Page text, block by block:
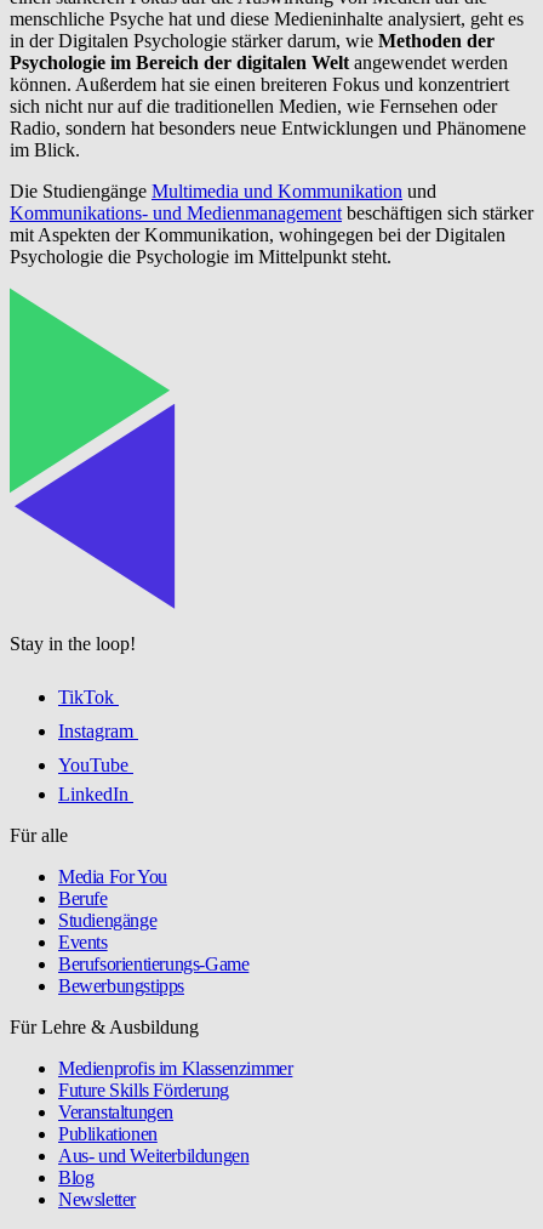
menschliche Psyche hat und diese Medieninhalte analysiert, geht es
in der Digitalen Psychologie stärker darum, wie Methoden der
Psychologie im Bereich der digitalen Welt angewendet werden
können. Außerdem hat sie einen breiteren Fokus und konzentriert
sich nicht nur auf die traditionellen Medien, wie Fernsehen oder
Radio, sondern hat besonders neue Entwicklungen und Phänomene
im Blick.
Die Studiengänge Multimedia und Kommunikation und
Kommunikations- und Medienmanagement beschäftigen sich stärker
mit Aspekten der Kommunikation, wohingegen bei der Digitalen
Psychologie die Psychologie im Mittelpunkt steht.
Stay in the loop!
TikTok
Instagram
YouTube
LinkedIn
Für alle
Media For You
Berufe
Studiengänge
Events
Berufsorientierungs-Game
Bewerbungstipps
Für Lehre & Ausbildung
Medienprofis im Klassenzimmer
Future Skills Förderung
Veranstaltungen
Publikationen
Aus- und Weiterbildungen
Blog
Newsletter